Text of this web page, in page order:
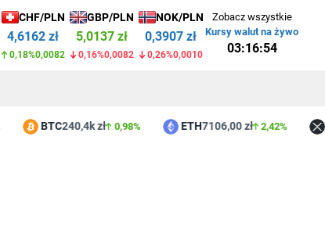
CHF/PLN
4,6162 zł
0,18%0,0082
GBP/PLN
5,0136 zł
0,17%0,0083
NOK/PLN
0,3907 zł
0,26%0,0010
Zobacz wszystkie
Kursy walut na żywo
03:16:54
BTC240,4k zł 0,98% ETH 7106,00 zł 2,42%